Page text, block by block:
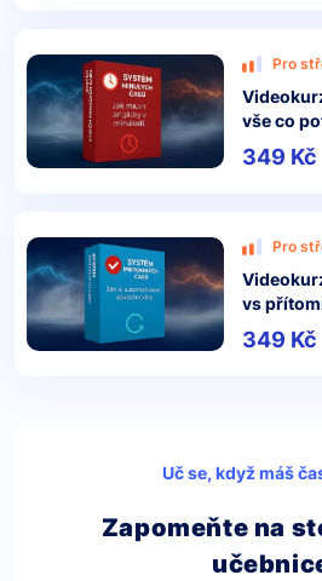
Pro
vše co
349 Kč
Pro
vs
349 Kč
Uč se, když máš
Zapomeňte na